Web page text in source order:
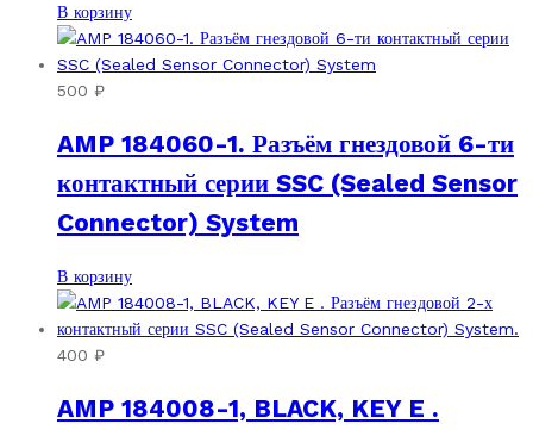
В корзину
500 ₽
AMP 184060-1. Разъём гнездовой 6-ти
контактный серии SSC (Sealed Sensor
Connector) System
В корзину
400 ₽
AMP 184008-1, BLACK, KEY E .